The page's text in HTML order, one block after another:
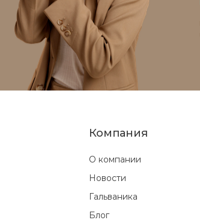
Компания
О компании
Новости
Гальваника
Блог